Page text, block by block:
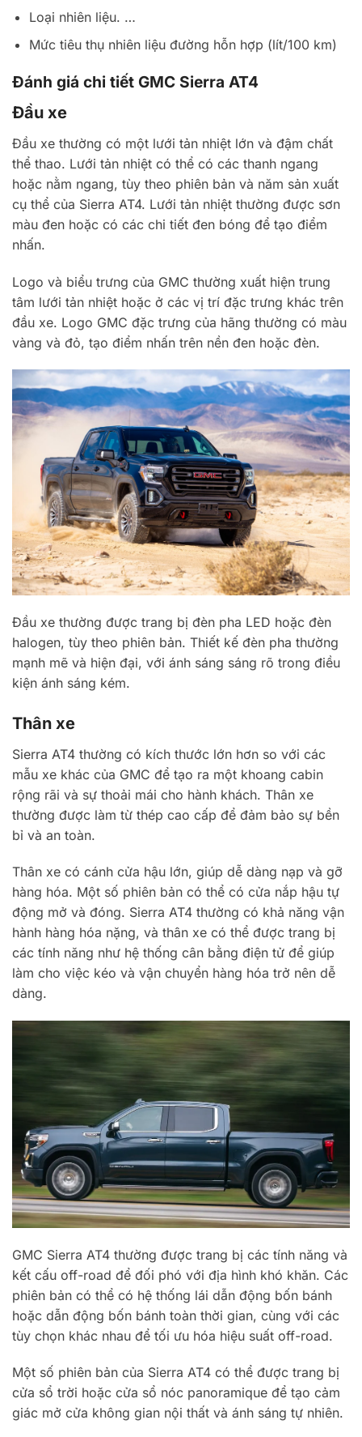
Loại nhiên liệu. …
Mức tiêu thụ nhiên liệu đường hỗn hợp (lít/100 km)
Đánh giá chi tiết GMC Sierra AT4
Đầu xe
Đầu xe thường có một lưới tản nhiệt lớn và đậm chất
thể thao. Lưới tản nhiệt có thể có các thanh ngang
hoặc nằm ngang, tùy theo phiên bản và năm sản xuất
cụ thể của Sierra AT4. Lưới tản nhiệt thường được sơn
màu đen hoặc có các chi tiết đen bóng để tạo điểm
nhấn.
Logo và biểu trưng của GMC thường xuất hiện trung
tâm lưới tản nhiệt hoặc ở các vị trí đặc trưng khác trên
đầu xe. Logo GMC đặc trưng của hãng thường có màu
vàng và đỏ, tạo điểm nhấn trên nền đen hoặc đèn.
Đầu xe thường được trang bị đèn pha LED hoặc đèn
halogen, tùy theo phiên bản. Thiết kế đèn pha thường
mạnh mẽ và hiện đại, với ánh sáng sáng rõ trong điều
kiện ánh sáng kém.
Thân xe
Sierra AT4 thường có kích thước lớn hơn so với các
mẫu xe khác của GMC để tạo ra một khoang cabin
rộng rãi và sự thoải mái cho hành khách. Thân xe
thường được làm từ thép cao cấp để đảm bảo sự bền
bỉ và an toàn.
Thân xe có cánh cửa hậu lớn, giúp dễ dàng nạp và gỡ
hàng hóa. Một số phiên bản có thể có cửa nắp hậu tự
động mở và đóng. Sierra AT4 thường có khả năng vận
hành hàng hóa nặng, và thân xe có thể được trang bị
các tính năng như hệ thống cân bằng điện tử để giúp
làm cho việc kéo và vận chuyển hàng hóa trở nên dễ
dàng.
GMC Sierra AT4 thường được trang bị các tính năng và
kết cấu off-road để đối phó với địa hình khó khăn. Các
phiên bản có thể có hệ thống lái dẫn động bốn bánh
hoặc dẫn động bốn bánh toàn thời gian, cùng với các
tùy chọn khác nhau để tối ưu hóa hiệu suất off-road.
Một số phiên bản của Sierra AT4 có thể được trang bị
cửa sổ trời hoặc cửa sổ nóc panoramique để tạo cảm
giác mở cửa không gian nội thất và ánh sáng tự nhiên.